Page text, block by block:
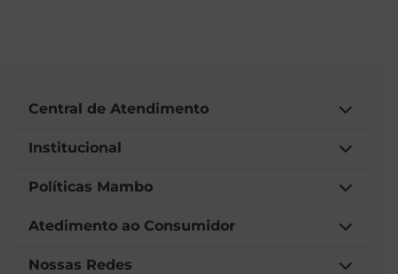
Central de Atendimento
Institucional
Políticas Mambo
Atedimento ao Consumidor
Nossas Redes